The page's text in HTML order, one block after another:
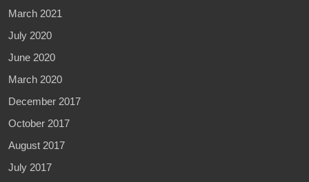
March 2021
July 2020
June 2020
March 2020
December 2017
October 2017
August 2017
July 2017